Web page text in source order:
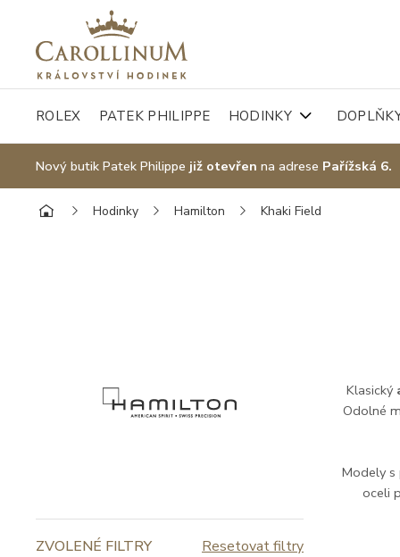
ROLEX PATEK PHILIPPE HODINKY
Nový butik Patek Philippe již otevřen na adrese Pařížská 6.
Hodinky Hamilton Khaki Field
ZVOLENÉ FILTRY
Resetovat filtry
Klasický
Odolné
Modely
oceli